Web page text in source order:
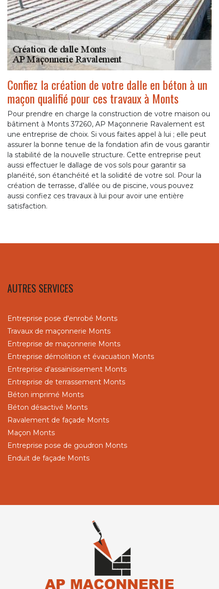
Confiez la création de votre dalle en béton à un
maçon qualifié pour ces travaux à Monts
Pour prendre en charge la construction de votre maison ou
bâtiment à Monts 37260, AP Maçonnerie Ravalement est
une entreprise de choix. Si vous faites appel à lui ; elle peut
assurer la bonne tenue de la fondation afin de vous garantir
la stabilité de la nouvelle structure. Cette entreprise peut
aussi effectuer le dallage de vos sols pour garantir sa
planéité, son étanchéité et la solidité de votre sol. Pour la
création de terrasse, d’allée ou de piscine, vous pouvez
aussi confiez ces travaux à lui pour avoir une entière
satisfaction.
AUTRES SERVICES
Entreprise pose d'enrobé Monts
Travaux de maçonnerie Monts
Entreprise de maçonnerie Monts
Entreprise démolition et évacuation Monts
Entreprise d'assainissement Monts
Entreprise de terrassement Monts
Béton imprimé Monts
Béton désactivé Monts
Ravalement de façade Monts
Maçon Monts
Entreprise pose de goudron Monts
Enduit de façade Monts